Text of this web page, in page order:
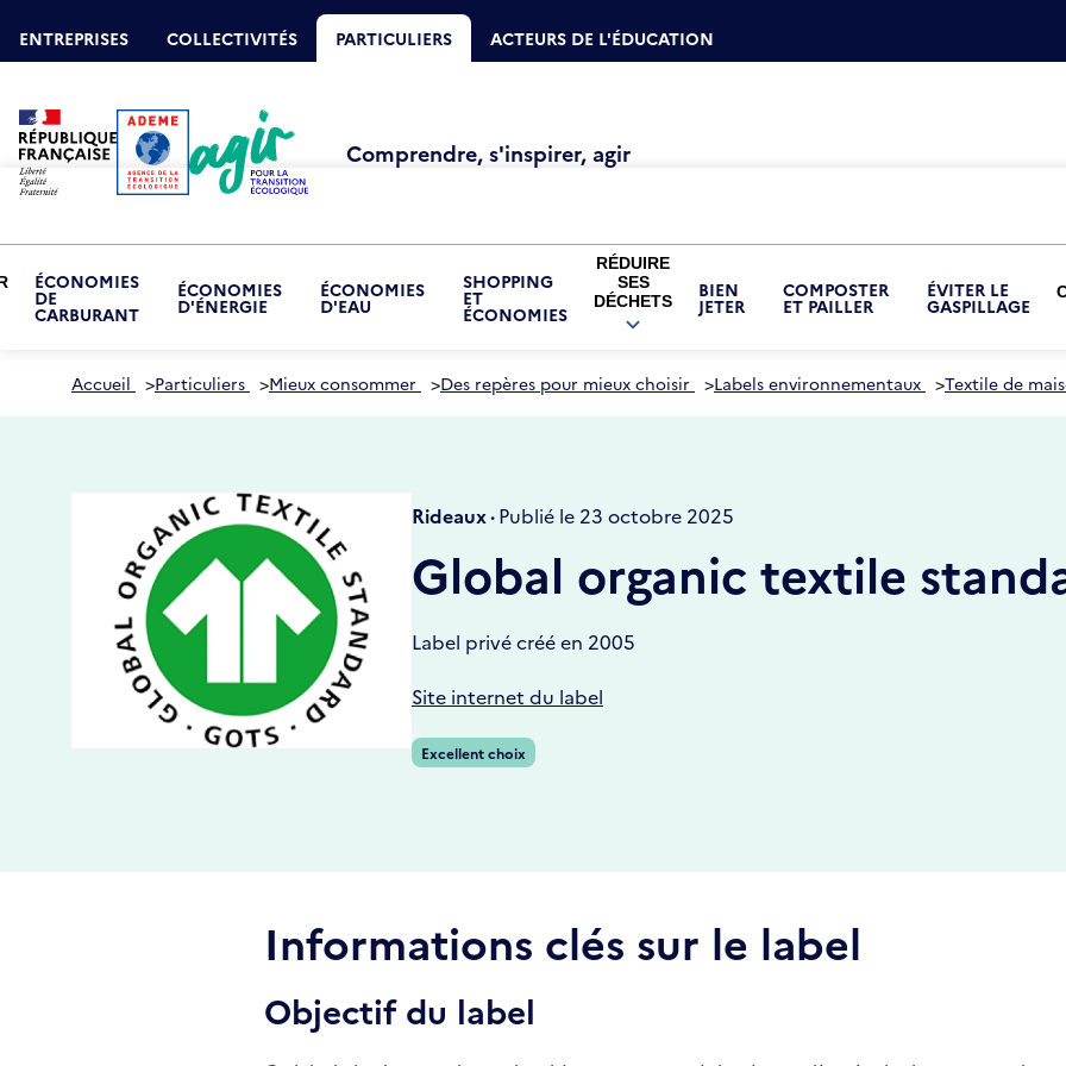
au
contenu
principal
ENTREPRISES COLLECTIVITÉS PARTICULIERS ACTEURS DE L'ÉDUCATION
Comprendre, s'inspirer, agir
ÉCONOMIES
DE
CARBURANT
ÉCONOMIES
D'ÉNERGIE
ÉCONOMIES
D'EAU
SHOPPING
ET
ÉCONOMIES
RÉDUIRE
SES
DÉCHETS
OUVRIR
MENU
RÉDUIRE
BIEN
JETER
COMPOSTER
ET PAILLER
ÉVITER LE
GASPILLAGE
Accueil >Particuliers >Mieux consommer >Des repères pour mieux choisir >Labels environnementaux >Textile de
Rideaux ·Publié le 23 octobre 2025
Global organic textile
Label privé créé en 2005
Site internet du label
Excellent choix
Informations clés sur le label
Objectif du label